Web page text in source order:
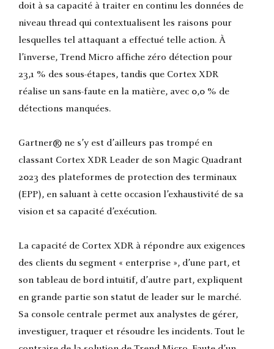
doit à sa capacité à traiter en continu les données de
niveau thread qui contextualisent les raisons pour
lesquelles tel attaquant a effectué telle action. À
l’inverse, Trend Micro affiche zéro détection pour
23,1 % des sous-étapes, tandis que Cortex XDR
réalise un sans-faute en la matière, avec 0,0 % de
détections manquées.
Gartner® ne s’y est d’ailleurs pas trompé en
classant Cortex XDR Leader de son Magic Quadrant
2023 des plateformes de protection des terminaux
(EPP), en saluant à cette occasion l’exhaustivité de sa
vision et sa capacité d’exécution.
La capacité de Cortex XDR à répondre aux exigences
des clients du segment « enterprise », d’une part, et
son tableau de bord intuitif, d’autre part, expliquent
en grande partie son statut de leader sur le marché.
Sa console centrale permet aux analystes de gérer,
investiguer, traquer et résoudre les incidents. Tout le